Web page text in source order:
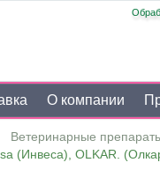
О компании
Ветеринарные
(Инвеса), OLKAR.